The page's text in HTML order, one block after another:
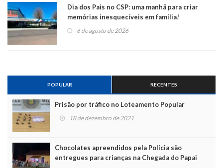
Dia dos Pais no CSP: uma manhã para criar
memórias inesquecíveis em família!
6 de agosto de 2026
POPULAR RECENTES
Prisão por tráfico no Loteamento Popular
18 de dezembro de 2021
Chocolates apreendidos pela Polícia são
entregues para crianças na Chegada do Papai